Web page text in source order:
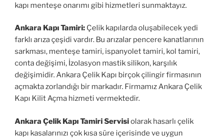
kapı menteşe onarımı gibi hizmetleri sunmaktayız.
Ankara Kapı Tamiri: Çelik kapılarda oluşabilecek yedi
farklı arıza çeşidi vardır. Bu arızalar pencere kanatlarının
sarkması, menteşe tamiri, ispanyolet tamiri, kol tamiri,
conta değişimi, İzolasyon mastik silikon, karşılık
değişimidir. Ankara Çelik Kapı birçok çilingir firmasının
açmakta zorlandığı bir markadır. Firmamız Ankara Çelik
Kapı Kilit Açma hizmeti vermektedir.
Ankara Çelik Kapı Tamiri Servisiolarak hasarlı çelik
kapı kasalarınızı çok kısa süre içerisinde ve uygun